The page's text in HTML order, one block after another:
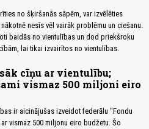
no šķiršanās sāpēm, var izvēlēties
nesīs vēl vairāk problēmu un ciešanu.
baidās no vientulības un dod priekšroku
lai tikai izvairītos no vientulības.
cīņu ar vientulību;
vismaz 500 miljoni eiro
ir aicinājušas izveidot federālu "Fondu
vismaz 500 miljonu eiro budžetu. Šo